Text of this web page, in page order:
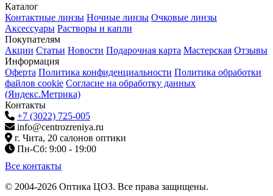
Каталог
Контактные линзы Ночные линзы Очковые линзы
Аксессуары Растворы и капли
Покупателям
Акции Статьи Новости Подарочная карта Мастерская Отзывы
Информация
Оферта Политика конфиденциальности Политика обработки
файлов cookie Согласие на обработку данных
(Яндекс.Метрика)
Контакты
+7 (3022) 725-005
info@centrozreniya.ru
г. Чита, 20 салонов оптики
Пн-Сб: 9:00 - 19:00
Все контакты
© 2004-2026 Оптика ЦОЗ. Все права защищены.